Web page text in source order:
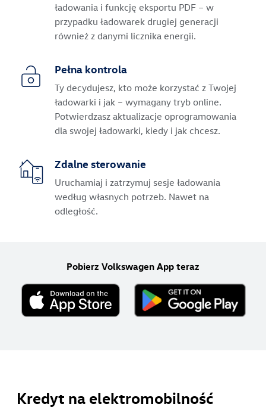
ładowania i funkcję eksportu PDF – w
przypadku ładowarek drugiej generacji
również z danymi licznika energii.
Pełna kontrola
Ty decydujesz, kto może korzystać z Twojej
ładowarki i jak – wymagany tryb online.
Potwierdzasz aktualizacje oprogramowania
dla swojej ładowarki, kiedy i jak chcesz.
Zdalne sterowanie
Uruchamiaj i zatrzymuj sesje ładowania
według własnych potrzeb. Nawet na
odległość.
Pobierz Volkswagen App teraz
Kredyt na elektromobilność